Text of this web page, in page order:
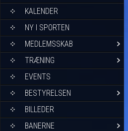
KALENDER
NY I SPORTEN
MEDLEMSSKAB
TRÆNING
EVENTS
BESTYRELSEN
BILLEDER
BANERNE